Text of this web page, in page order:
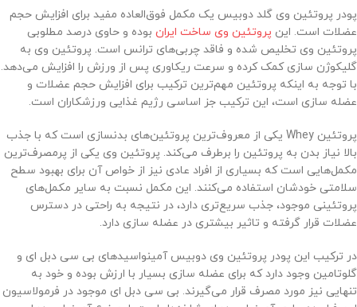
پودر پروتئین وی گلد دوبیس یک مکمل فوق‌العاده مفید برای افزایش حجم
عضلات است. این پروتئین وی ساخت ایران بوده و حاوی درصد مطلوبی
پروتئین وی تخلیص شده و فاقد چربی‌های ترانس است. پروتئین وی به
گلیکوژن سازی کمک کرده و سرعت ریکاوری پس از ورزش را افزایش می‌دهد.
با توجه به اینکه پروتئین مهم‌ترین ترکیب برای افزایش حجم عضلات و
عضله سازی است، این ترکیب جز اساسی رژیم غذایی ورزشکاران است.
پروتئین Whey یکی از معروف‌ترین پروتئین‌های بدنسازی است که با جذب
بالا نیاز بدن به پروتئین را برطرف می‌کند. پروتئین وی یکی از پرمصرف‌ترین
مکمل‌هایی است که بسیاری از افراد عادی نیز از خواص آن برای بهبود سطح
سلامتی خودشان استفاده می‌کنند. این مکمل نسبت به سایر مکمل‌های
پروتئینی موجود، جذب سریع‌تری دارد، در نتیجه به راحتی در دسترس
عضلات قرار گرفته و تاثیر بیشتری در عضله سازی دارد.
در ترکیب این پودر پروتئین وی دوبیس آمینواسیدهای بی سی دبل ای و
گلوتامین وجود دارد که برای عضله سازی بسیار با ارزش بوده و خود به
تنهایی نیز مورد مصرف قرار می‌گیرند. بی سی دبل ای موجود در فرمولاسیون